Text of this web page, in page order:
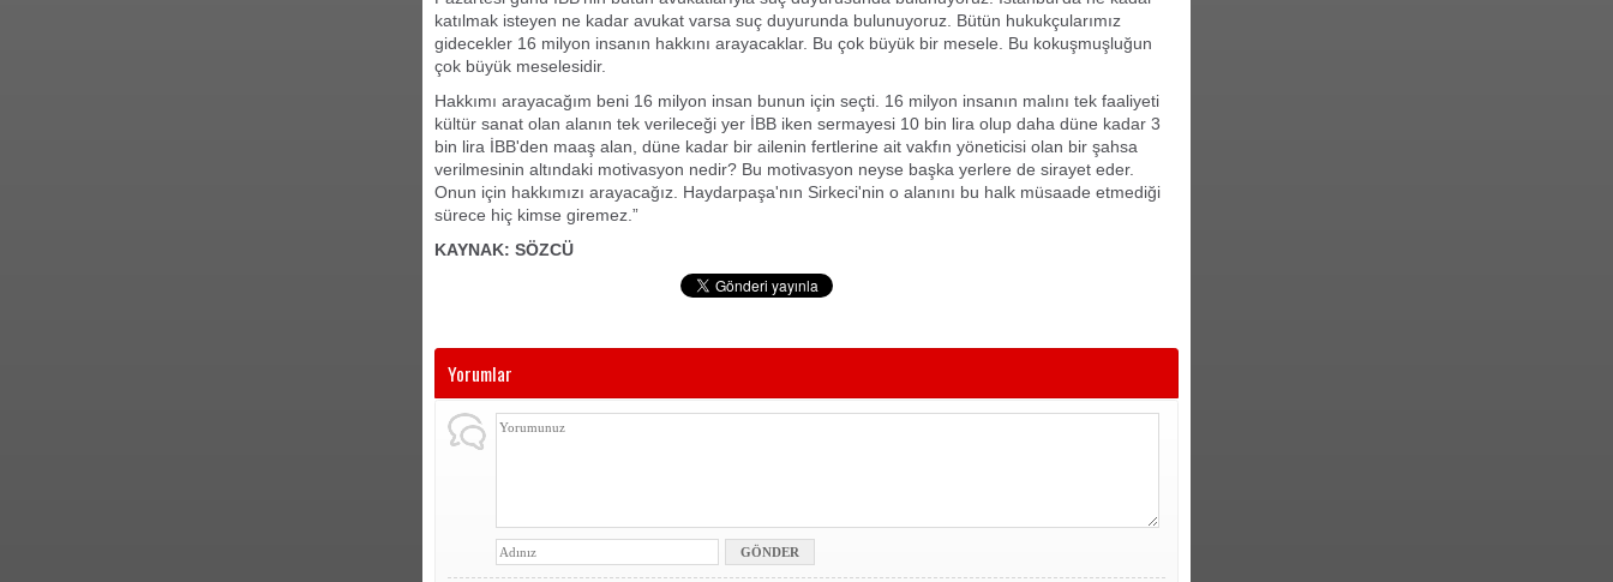
katılmak isteyen ne kadar avukat varsa suç duyurunda bulunuyoruz. Bütün hukukçularımız
gidecekler 16 milyon insanın hakkını arayacaklar. Bu çok büyük bir mesele. Bu kokuşmuşluğun
çok büyük meselesidir.
Hakkımı arayacağım beni 16 milyon insan bunun için seçti. 16 milyon insanın malını tek faaliyeti
kültür sanat olan alanın tek verileceği yer İBB iken sermayesi 10 bin lira olup daha düne kadar 3
bin lira İBB'den maaş alan, düne kadar bir ailenin fertlerine ait vakfın yöneticisi olan bir şahsa
verilmesinin altındaki motivasyon nedir? Bu motivasyon neyse başka yerlere de sirayet eder.
Onun için hakkımızı arayacağız. Haydarpaşa'nın Sirkeci'nin o alanını bu halk müsaade etmediği
sürece hiç kimse giremez.”
KAYNAK: SÖZCÜ
Yorumlar